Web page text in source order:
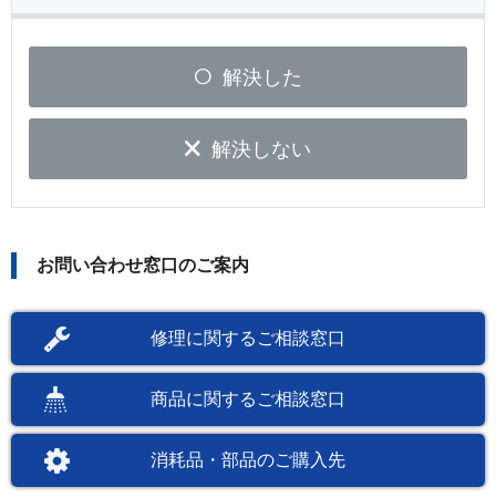
解決した
解決しない
お問い合わせ窓口のご案内
修理に関するご相談窓口
商品に関するご相談窓口
消耗品・部品のご購入先